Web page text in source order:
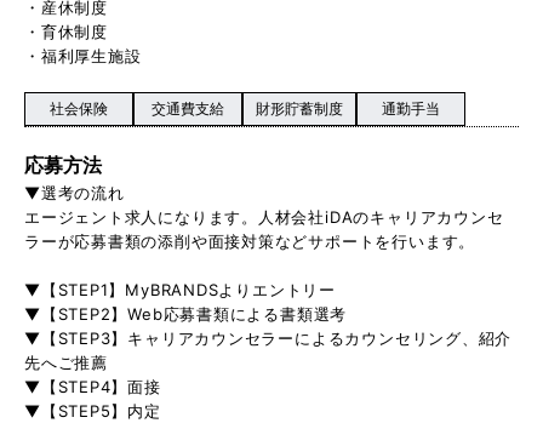
・産休制度
・育休制度
・福利厚生施設
社会保険 交通費支給 財形貯蓄制度 通勤手当
応募方法
▼選考の流れ
エージェント求人になります。人材会社iDAのキャリアカウンセ
ラーが応募書類の添削や面接対策などサポートを行います。
▼【STEP1】MyBRANDSよりエントリー
▼【STEP2】Web応募書類による書類選考
▼【STEP3】キャリアカウンセラーによるカウンセリング、紹介
先へご推薦
▼【STEP4】面接
▼【STEP5】内定